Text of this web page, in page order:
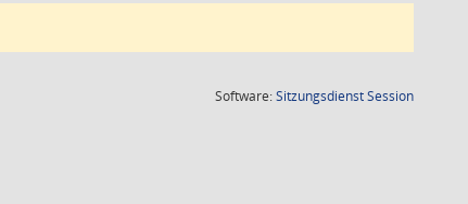
Software:SitzungsdienstSession(Wird in